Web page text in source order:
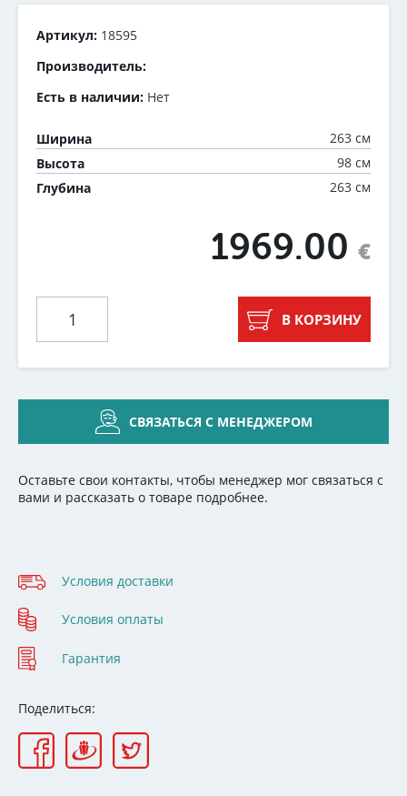
Артикул: 18595
Производитель:
Есть в наличии: Нет
Ширина
263 см
Высота
98 см
Глубина
263 см
1969.00 €
В КОРЗИНУ
СВЯЗАТЬСЯ С МЕНЕДЖЕРОМ
Оставьте свои контакты, чтобы менеджер мог связаться с
вами и рассказать о товаре подробнее.
Условия доставки
Условия оплаты
Гарантия
Поделиться: